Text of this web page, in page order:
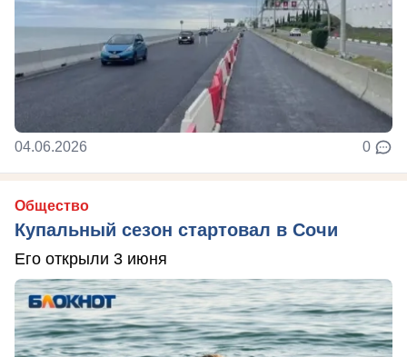
04.06.2026 0
Общество
Купальный сезон стартовал в Сочи
Его открыли 3 июня